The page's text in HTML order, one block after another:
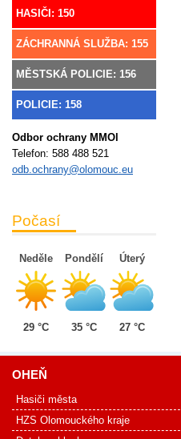
HASIČI: 150
ZÁCHRANNÁ SLUŽBA: 155
MĚSTSKÁ POLICIE: 156
POLICIE: 158
Odbor ochrany MMOl
Telefon: 588 488 521
odb.ochrany@olomouc.eu
Počasí
Neděle
29 °C
Pondělí
35 °C
Úterý
27 °C
OHEŇ
Hasiči města
HZS Olomouckého kraje